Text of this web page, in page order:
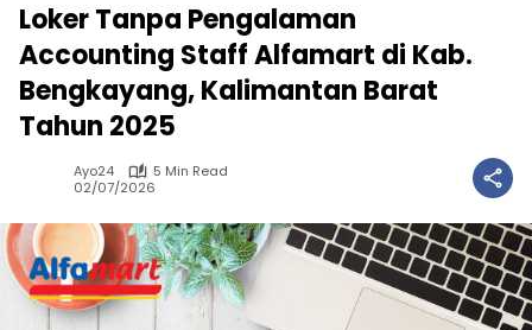
Loker Tanpa Pengalaman
Accounting Staff Alfamart di Kab.
Bengkayang, Kalimantan Barat
Tahun 2025
Ayo24
5 Min Read
02/07/2026